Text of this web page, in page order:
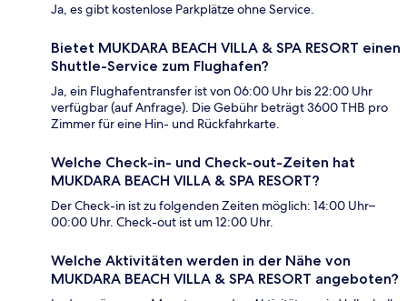
Ja, es gibt kostenlose Parkplätze ohne Service.
Bietet MUKDARA BEACH VILLA & SPA RESORT einen
Shuttle-Service zum Flughafen?
Ja, ein Flughafentransfer ist von 06:00 Uhr bis 22:00 Uhr
verfügbar (auf Anfrage). Die Gebühr beträgt 3600 THB pro
Zimmer für eine Hin- und Rückfahrkarte.
Welche Check-in- und Check-out-Zeiten hat
MUKDARA BEACH VILLA & SPA RESORT?
Der Check-in ist zu folgenden Zeiten möglich: 14:00 Uhr–
00:00 Uhr. Check-out ist um 12:00 Uhr.
Welche Aktivitäten werden in der Nähe von
MUKDARA BEACH VILLA & SPA RESORT angeboten?